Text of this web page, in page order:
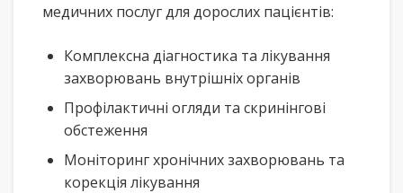
медичних послуг для дорослих пацієнтів:
Комплексна діагностика та лікування
захворювань внутрішніх органів
Профілактичні огляди та скринінгові
обстеження
Моніторинг хронічних захворювань та
корекція лікування